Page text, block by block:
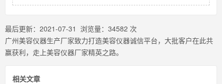
最后更新： 2021-07-31 浏览量： 34582 次
广州美容仪器生产厂家致力打造美容仪器诚信平台，大批客户在此共
赢获利，走上美容仪器厂家精英之路。
相关文章